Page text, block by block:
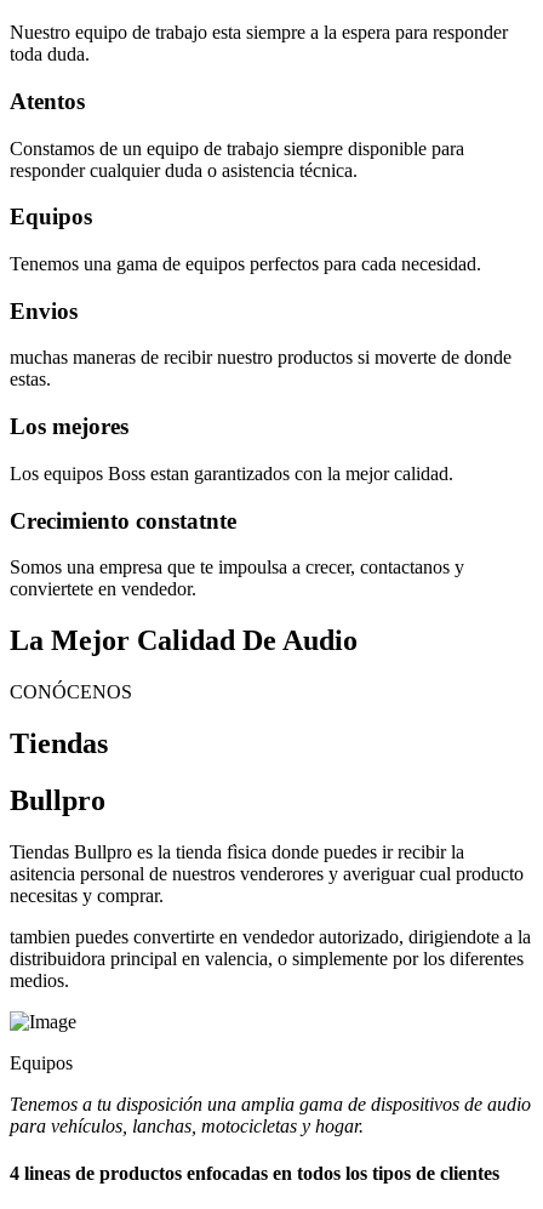
Nuestro equipo de trabajo esta siempre a la espera para responder
toda duda.
Atentos
Constamos de un equipo de trabajo siempre disponible para
responder cualquier duda o asistencia técnica.
Equipos
Tenemos una gama de equipos perfectos para cada necesidad.
Envios
muchas maneras de recibir nuestro productos si moverte de donde
estas.
Los mejores
Los equipos Boss estan garantizados con la mejor calidad.
Crecimiento constatnte
Somos una empresa que te impoulsa a crecer, contactanos y
conviertete en vendedor.
La Mejor Calidad De Audio
CONÓCENOS
Tiendas
Bullpro
Tiendas Bullpro es la tienda fìsica donde puedes ir recibir la
asitencia personal de nuestros venderores y averiguar cual producto
necesitas y comprar.
tambien puedes convertirte en vendedor autorizado, dirigiendote a la
distribuidora principal en valencia, o simplemente por los diferentes
medios.
Equipos
Tenemos a tu disposición una amplia gama de dispositivos de audio
para vehículos, lanchas, motocicletas y hogar.
4 lineas de productos enfocadas en todos los tipos de clientes